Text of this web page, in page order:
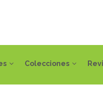
Colecciones